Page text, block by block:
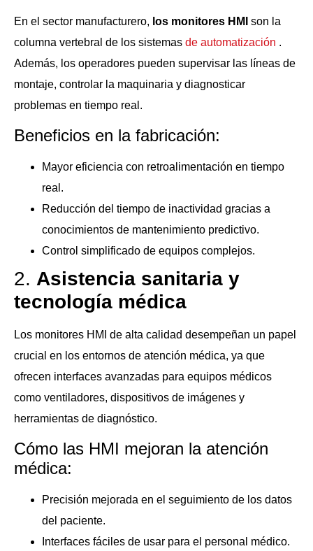
En el sector manufacturero, los monitores HMI son la
columna vertebral de los sistemas de automatización .
Además, los operadores pueden supervisar las líneas de
montaje, controlar la maquinaria y diagnosticar
problemas en tiempo real.
Beneficios en la fabricación:
Mayor eficiencia con retroalimentación en tiempo
real.
Reducción del tiempo de inactividad gracias a
conocimientos de mantenimiento predictivo.
Control simplificado de equipos complejos.
2. Asistencia sanitaria y
tecnología médica
Los monitores HMI de alta calidad desempeñan un papel
crucial en los entornos de atención médica, ya que
ofrecen interfaces avanzadas para equipos médicos
como ventiladores, dispositivos de imágenes y
herramientas de diagnóstico.
Cómo las HMI mejoran la atención
médica:
Precisión mejorada en el seguimiento de los datos
del paciente.
Interfaces fáciles de usar para el personal médico.